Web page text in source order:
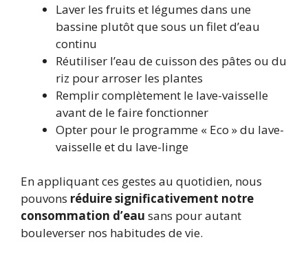
Laver les fruits et légumes dans une
bassine plutôt que sous un filet d’eau
continu
Réutiliser l’eau de cuisson des pâtes ou du
riz pour arroser les plantes
Remplir complètement le lave-vaisselle
avant de le faire fonctionner
Opter pour le programme « Eco » du lave-
vaisselle et du lave-linge
En appliquant ces gestes au quotidien, nous
pouvons réduire significativement notre
consommation d’eau sans pour autant
bouleverser nos habitudes de vie.